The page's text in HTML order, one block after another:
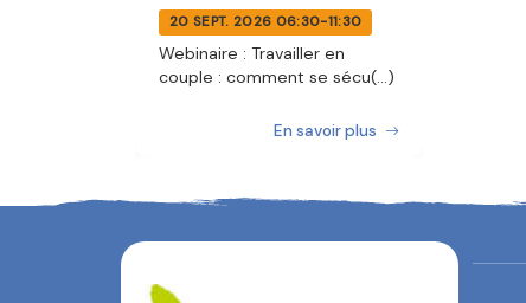
20 SEPT. 2026 06:30-11:30
Webinaire : Travailler en
couple : comment se sécu(...)
En savoir plus